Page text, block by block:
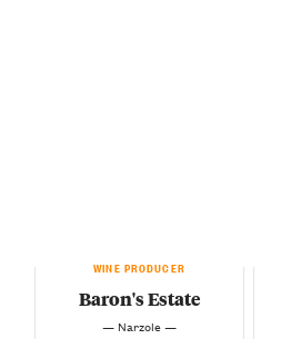
WINE PRODUCER
Baron's Estate
— Narzole —